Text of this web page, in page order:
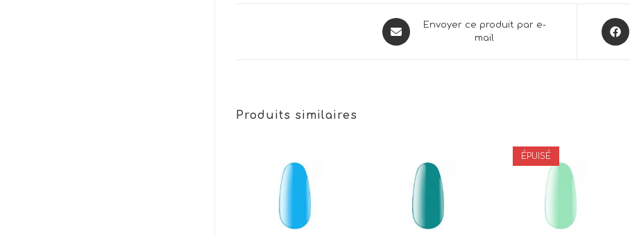
Opens
in
Envoyer ce produit par e-
mail
Opens
in
Produits similaires
ÉPUISÉ